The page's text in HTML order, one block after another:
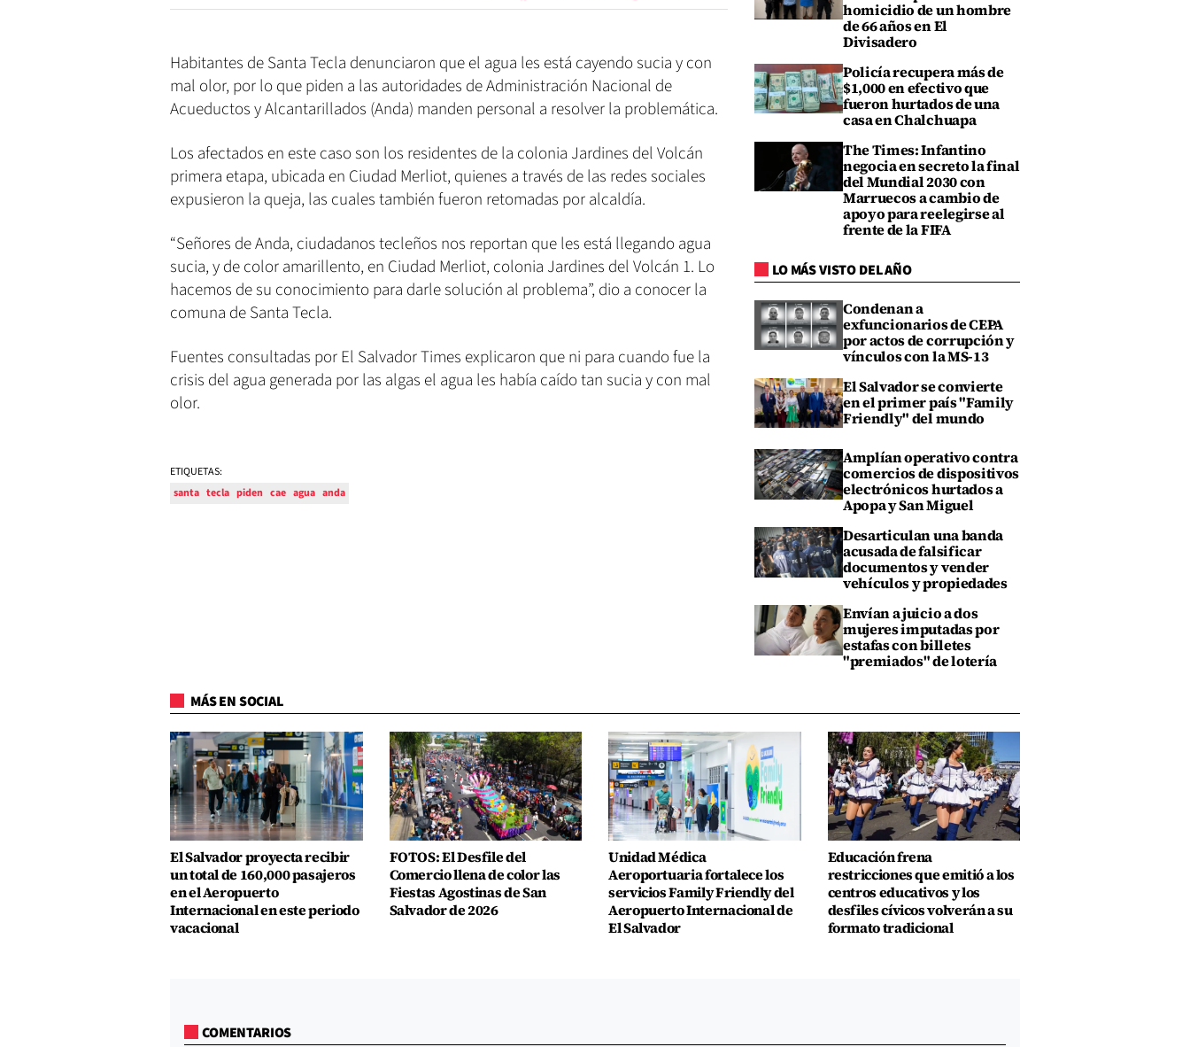
Habitantes de Santa Tecla denunciaron que el agua les está cayendo sucia y con
mal olor, por lo que piden a las autoridades de Administración Nacional de
Acueductos y Alcantarillados (Anda) manden personal a resolver la problemática.
Los afectados en este caso son los residentes de la colonia Jardines del Volcán
primera etapa, ubicada en Ciudad Merliot, quienes a través de las redes sociales
expusieron la queja, las cuales también fueron retomadas por alcaldía.
“Señores de Anda, ciudadanos tecleños nos reportan que les está llegando agua
sucia, y de color amarillento, en Ciudad Merliot, colonia Jardines del Volcán 1. Lo
hacemos de su conocimiento para darle solución al problema”, dio a conocer la
comuna de Santa Tecla.
Fuentes consultadas por El Salvador Times explicaron que ni para cuando fue la
crisis del agua generada por las algas el agua les había caído tan sucia y con mal
olor.
ETIQUETAS:
santa tecla piden cae agua anda
homicidio de un hombre
de 66 años en El
Divisadero
Policía recupera más de
$1,000 en efectivo que
fueron hurtados de una
casa en Chalchuapa
The Times: Infantino
negocia en secreto la final
del Mundial 2030 con
Marruecos a cambio de
apoyo para reelegirse al
frente de la FIFA
LO MÁS VISTO DEL AÑO
Condenan a
exfuncionarios de CEPA
por actos de corrupción y
vínculos con la MS-13
El Salvador se convierte
en el primer país "Family
Friendly" del mundo
Amplían operativo contra
comercios de dispositivos
electrónicos hurtados a
Apopa y San Miguel
Desarticulan una banda
acusada de falsificar
documentos y vender
vehículos y propiedades
Envían a juicio a dos
mujeres imputadas por
estafas con billetes
"premiados" de lotería
MÁS EN SOCIAL
El Salvador proyecta recibir
un total de 160,000 pasajeros
en el Aeropuerto
Internacional en este periodo
vacacional
FOTOS: El Desfile del
Comercio llena de color las
Fiestas Agostinas de San
Salvador de 2026
Unidad Médica
Aeroportuaria fortalece los
servicios Family Friendly del
Aeropuerto Internacional de
El Salvador
Educación frena
restricciones que emitió a los
centros educativos y los
desfiles cívicos volverán a su
formato tradicional
COMENTARIOS